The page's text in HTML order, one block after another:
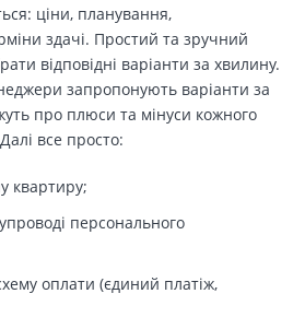
ціни, планування,
здачі. Простий та зручний
відповідні варіанти за хвилину.
запропонують варіанти за
про плюси та мінуси кожного
все просто:
квартиру;
персонального
оплати (єдиний платіж,